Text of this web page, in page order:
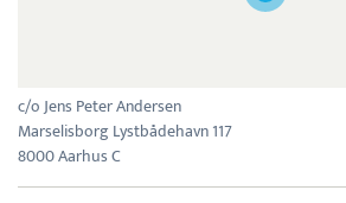
c/o Jens Peter Andersen
Marselisborg Lystbådehavn 117
8000 Aarhus C